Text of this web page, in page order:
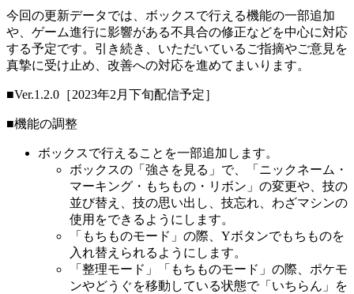
今回の更新データでは、ボックスで行える機能の一部追加
や、ゲーム進行に影響がある不具合の修正などを中心に対応
する予定です。引き続き、いただいているご指摘やご意見を
真摯に受け止め、改善への対応を進めてまいります。
■Ver.1.2.0［2023年2月下旬配信予定］
■機能の調整
ボックスで行えることを一部追加します。
ボックスの「強さを見る」で、「ニックネーム・
マーキング・もちもの・リボン」の変更や、技の
並び替え、技の思い出し、技忘れ、わざマシンの
使用をできるようにします。
「もちものモード」の際、Yボタンでもちものを
入れ替えられるようにします。
「整理モード」「もちものモード」の際、ポケモ
ンやどうぐを移動している状態で「いちらん」を